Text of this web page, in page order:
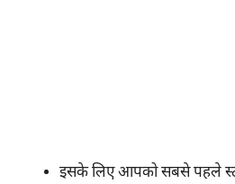
इसके लिए आपको सबसे पहले